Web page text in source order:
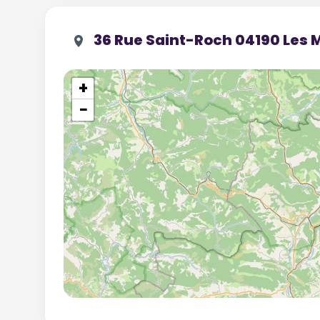
36 Rue Saint-Roch 04190 Les
+
−